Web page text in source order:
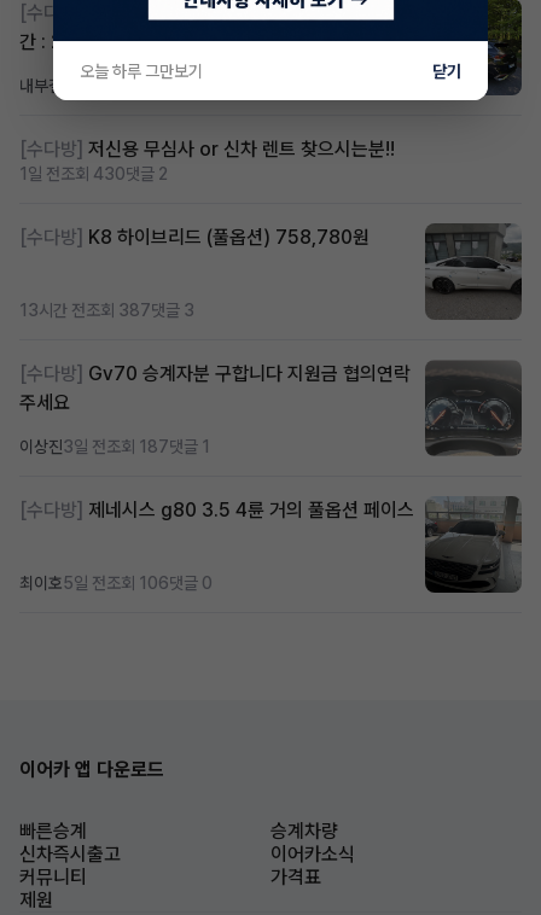
[수다방]
스포티지하이브리드 승계합니다(잔여렌트기
간 : 26개월)
내부결재 7시간 전 조회 821
[수다방] 저신용 무심사 or 신차 렌트 찾으시는분!!
1일 전조회 430댓글 2
[수다방] K8 하이브리드 (풀옵션) 758,780원
13시간 전조회 387댓글 3
[수다방] Gv70 승계자분 구합니다 지원금 협의연락
주세요
이상진3일 전조회 187댓글 1
[수다방] 제네시스 g80 3.5 4륜 거의 풀옵션 페이스
최이호5일 전조회 106댓글 0
이어카 앱 다운로드
빠른승계
승계차량
신차즉시출고
이어카소식
커뮤니티
가격표
제원
오늘 하루 그만보기 닫기